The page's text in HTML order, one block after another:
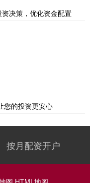
决策，优化资金配置
您的投资更安心
按月配资开户